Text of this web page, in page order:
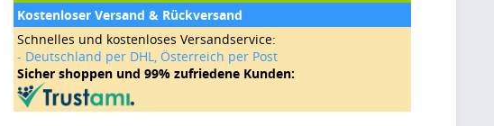
Kostenloser Versand & Rückversand
Schnelles und kostenloses Versandservice:
- Deutschland per DHL, Österreich per Post
Sicher shoppen und 99% zufriedene Kunden: